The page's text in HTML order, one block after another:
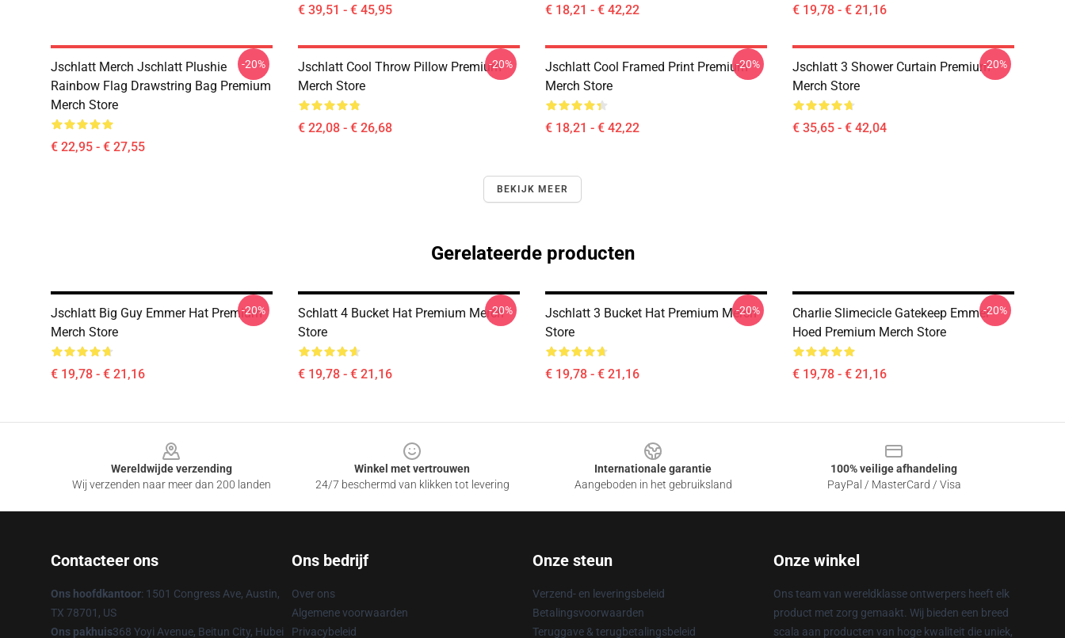
€ 39,51 - € 45,95 € 18,21 - € 42,22 € 19,78 - € 21,16
Jschlatt Merch Jschlatt Plushie
Rainbow Flag Drawstring Bag Premium
Merch Store
€ 22,95 - € 27,55
-20%
Jschlatt Cool Throw Pillow Premium
Merch Store
€ 22,08 - € 26,68
-20%
Jschlatt Cool Framed Print Premium
Merch Store
€ 18,21 - € 42,22
-20%
Jschlatt 3 Shower Curtain Premium
Merch Store
€ 35,65 - € 42,04
-20%
BEKIJK MEER
Gerelateerde producten
Jschlatt Big Guy Emmer Hat Premium
Merch Store
€ 19,78 - € 21,16
-20%
Schlatt 4 Bucket Hat Premium Merch
Store
€ 19,78 - € 21,16
-20%
Jschlatt 3 Bucket Hat Premium Merch
Store
€ 19,78 - € 21,16
-20%
Charlie Slimecicle Gatekeep Emmer
Hoed Premium Merch Store
€ 19,78 - € 21,16
-20%
Wereldwijde verzending
Wij verzenden naar meer dan 200 landen
Winkel met vertrouwen
24/7 beschermd van klikken tot levering
Internationale garantie
Aangeboden in het gebruiksland
100% veilige afhandeling
PayPal / MasterCard / Visa
Contacteer ons
Ons hoofdkantoor: 1501 Congress Ave, Austin,
TX 78701, US
Ons pakhuis368 Yoyi Avenue, Beitun City, Hubei
Ons bedrijf
Over ons
Algemene voorwaarden
Privacybeleid
Onze steun
Verzend- en leveringsbeleid
Betalingsvoorwaarden
Teruggave & terugbetalingsbeleid
Onze winkel
Ons team van wereldklasse ontwerpers heeft elk
product met zorg gemaakt. Wij bieden een breed
scala aan producten van hoge kwaliteit die uniek,